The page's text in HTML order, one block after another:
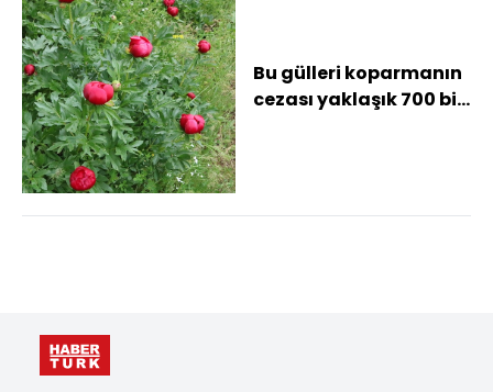
Bu gülleri koparmanın
cezası yaklaşık 700 bin